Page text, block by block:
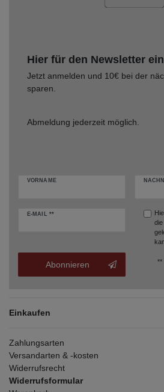
Hier für den Newsletter
Jetzt anmelden und 10€ bei der
sparen.
Abmeldung jederzeit möglich.
VORNAME
E-MAIL **
die
Abonnieren
**
Einkaufen
Zahlungsarten
Versandarten & -kosten
Widerrufsrecht
Widerrufsformular